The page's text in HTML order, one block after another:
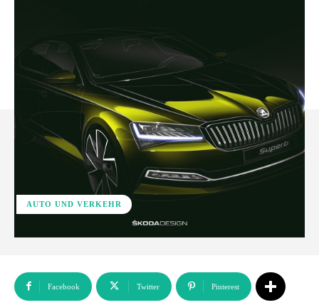
AUTO UND VERKEHR
Facebook Twitter Pinterest